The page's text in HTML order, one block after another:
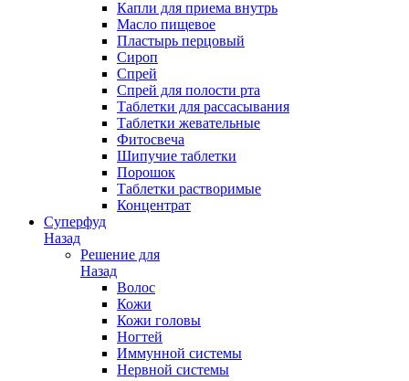
Капли для приема внутрь
Масло пищевое
Пластырь перцовый
Сироп
Спрей
Спрей для полости рта
Таблетки для рассасывания
Таблетки жевательные
Фитосвеча
Шипучие таблетки
Порошок
Таблетки растворимые
Концентрат
Суперфуд
Назад
Решение для
Назад
Волос
Кожи
Кожи головы
Ногтей
Иммунной системы
Нервной системы